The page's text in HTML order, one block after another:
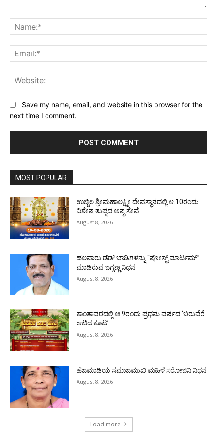
Save my name, email, and website in this browser for the
next time I comment.
MOST POPULAR
ಉಚ್ಚಿಲ ಶ್ರೀಮಹಾಲಕ್ಷ್ಮೀ ದೇವಸ್ಥಾನದಲ್ಲಿ ಆ.10ರಂದು
ವಿಶೇಷ ತುಪ್ಪದ ಅಪ್ಪ ಸೇವೆ
August 8, 2026
ಹಲವಾರು ಡೆಡ್ ಬಾಡಿಗಳನ್ನು “ಪೋಸ್ಟ್ ಮಾರ್ಟಮ್”
ಮಾಡಿರುವ ಜಗ್ಗಣ್ಣ ನಿಧನ
August 8, 2026
ಕಾಂತಾವರದಲ್ಲಿ ಆ.9ರಂದು ಪ್ರಥಮ ವರ್ಷದ ‘ಬಿರುವೆರೆ
ಆಟಿದ ಕೂಟ’
August 8, 2026
ಹೆಜಮಾಡಿಯ ಸಮಾಜಮುಖಿ ಮಹಿಳೆ ಸರೋಜಿನಿ ನಿಧನ
August 8, 2026
Load more